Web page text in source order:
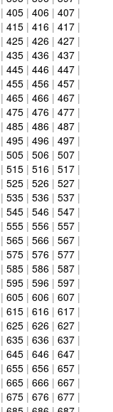
| 405 | 406 | 407 |
| 415 | 416 | 417 |
| 425 | 426 | 427 |
| 435 | 436 | 437 |
| 445 | 446 | 447 |
| 455 | 456 | 457 |
| 465 | 466 | 467 |
| 475 | 476 | 477 |
| 485 | 486 | 487 |
| 495 | 496 | 497 |
| 505 | 506 | 507 |
| 515 | 516 | 517 |
| 525 | 526 | 527 |
| 535 | 536 | 537 |
| 545 | 546 | 547 |
| 555 | 556 | 557 |
| 565 | 566 | 567 |
| 575 | 576 | 577 |
| 585 | 586 | 587 |
| 595 | 596 | 597 |
| 605 | 606 | 607 |
| 615 | 616 | 617 |
| 625 | 626 | 627 |
| 635 | 636 | 637 |
| 645 | 646 | 647 |
| 655 | 656 | 657 |
| 665 | 666 | 667 |
| 675 | 676 | 677 |